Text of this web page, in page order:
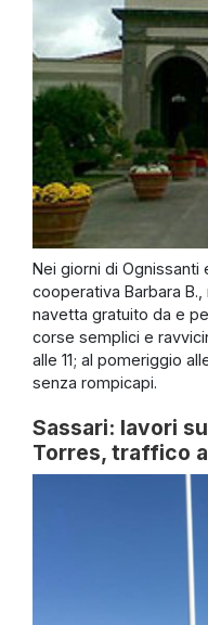
Nei giorni di Ognissanti
cooperativa Barbara
navetta gratuito da e
corse semplici e
alle 11; al pomeriggio
senza rompicapi.
Sassari: lavori
Torres, traffico